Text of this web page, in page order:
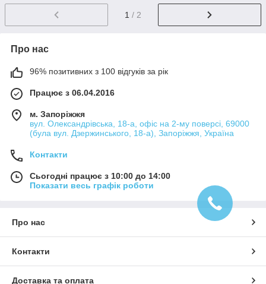
1 / 2
Про нас
96% позитивних з 100 відгуків за рік
Працює з 06.04.2016
м. Запоріжжя
вул. Олександрівська, 18-а, офіс на 2-му поверсі, 69000
(була вул. Дзержинського, 18-а), Запоріжжя, Україна
Контакти
Сьогодні працює з 10:00 до 14:00
Показати весь графік роботи
Про нас
Контакти
Доставка та оплата